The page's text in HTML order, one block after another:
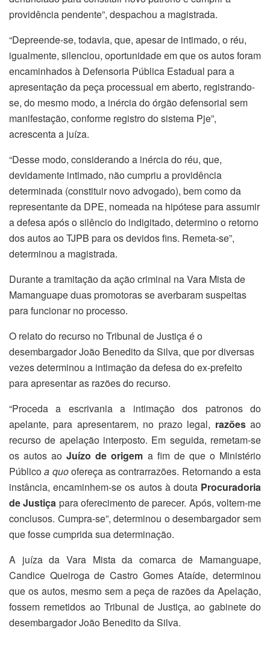
providência pendente”, despachou a magistrada.
“Depreende-se, todavia, que, apesar de intimado, o réu,
igualmente, silenciou, oportunidade em que os autos foram
encaminhados à Defensoria Pública Estadual para a
apresentação da peça processual em aberto, registrando-
se, do mesmo modo, a inércia do órgão defensorial sem
manifestação, conforme registro do sistema Pje”,
acrescenta a juíza.
“Desse modo, considerando a inércia do réu, que,
devidamente intimado, não cumpriu a providência
determinada (constituir novo advogado), bem como da
representante da DPE, nomeada na hipótese para assumir
a defesa após o silêncio do indigitado, determino o retorno
dos autos ao TJPB para os devidos fins. Remeta-se”,
determinou a magistrada.
Durante a tramitação da ação criminal na Vara Mista de
Mamanguape duas promotoras se averbaram suspeitas
para funcionar no processo.
O relato do recurso no Tribunal de Justiça é o
desembargador João Benedito da Silva, que por diversas
vezes determinou a intimação da defesa do ex-prefeito
para apresentar as razões do recurso.
“Proceda a escrivania a intimação dos patronos do
apelante, para apresentarem, no prazo legal, razõesao
recurso de apelação interposto. Em seguida, remetam-se
os autos aoJuízo de origem a fim de que o Ministério
Públicoa quoofereça as contrarrazões. Retornando a esta
instância, encaminhem-se os autos à douta Procuradoria
de Justiça para oferecimento de parecer. Após, voltem-me
conclusos. Cumpra-se”, determinou o desembargador sem
que fosse cumprida sua determinação.
A juíza da Vara Mista da comarca de Mamanguape,
Candice Queiroga de Castro Gomes Ataíde, determinou
que os autos, mesmo sem a peça de razões da Apelação,
fossem remetidos ao Tribunal de Justiça, ao gabinete do
desembargador João Benedito da Silva.